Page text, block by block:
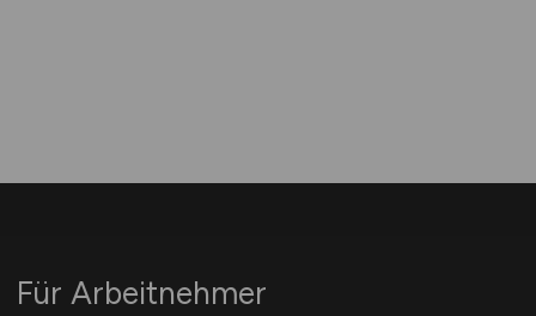
Für Arbeitnehmer